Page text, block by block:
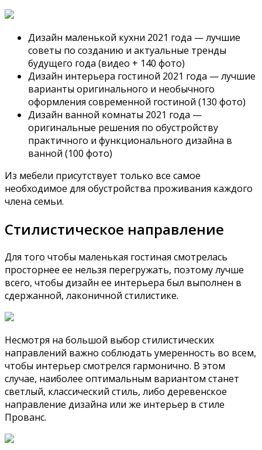
Дизайн маленькой кухни 2021 года — лучшие
советы по созданию и актуальные тренды
будущего года (видео + 140 фото)
Дизайн интерьера гостиной 2021 года — лучшие
варианты оригинального и необычного
оформления современной гостиной (130 фото)
Дизайн ванной комнаты 2021 года —
оригинальные решения по обустройству
практичного и функционального дизайна в
ванной (100 фото)
Из мебели присутствует только все самое
необходимое для обустройства проживания каждого
члена семьи.
Стилистическое направление
Для того чтобы маленькая гостиная смотрелась
просторнее ее нельзя перегружать, поэтому лучше
всего, чтобы дизайн ее интерьера был выполнен в
сдержанной, лаконичной стилистике.
Несмотря на большой выбор стилистических
направлений важно соблюдать умеренность во всем,
чтобы интерьер смотрелся гармонично. В этом
случае, наиболее оптимальным вариантом станет
светлый, классический стиль, либо деревенское
направление дизайна или же интерьер в стиле
Прованс.